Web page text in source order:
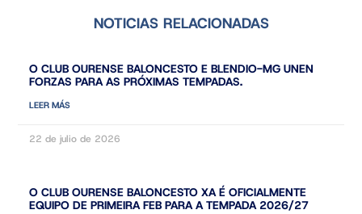
NOTICIAS RELACIONADAS
O CLUB OURENSE BALONCESTO E BLENDIO-MG UNEN
FORZAS PARA AS PRÓXIMAS TEMPADAS.
LEER MÁS
22 de julio de 2026
O CLUB OURENSE BALONCESTO XA É OFICIALMENTE
EQUIPO DE PRIMEIRA FEB PARA A TEMPADA 2026/27